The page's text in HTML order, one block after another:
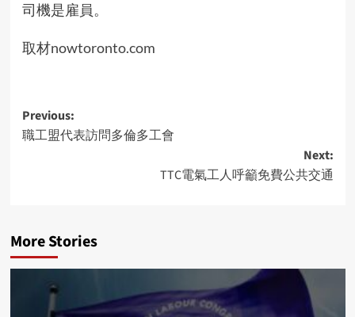
司機是雇員。
取材nowtoronto.com
Post
navigation
Previous:
職工盟代表訪問多倫多工會
Next:
TTC電氣工人呼籲免費公共交通
More Stories